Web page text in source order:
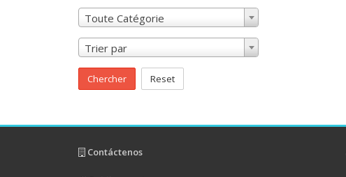
Toute Catégorie
Trier par
Chercher Reset
Contáctenos